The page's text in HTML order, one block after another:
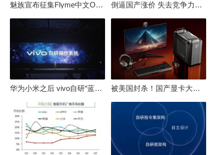
魅族宣布征集Flyme中文OS名：要像鸿蒙、澎湃一样响亮 倒逼国产涨价 失去竞争力！三星要减产50%：SSD必须涨价
华为小米之后 vivo自研“蓝河”操作系统重磅发布 被美国封杀！国产显卡大厂：中国GPU不存在至暗时刻